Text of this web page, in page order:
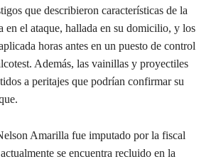
que describieron características de la
en el ataque, hallada en su domicilio, y los
horas antes en un puesto de control
Además, las vainillas y proyectiles
a peritajes que podrían confirmar su
Amarilla fue imputado por la fiscal
se encuentra recluido en la